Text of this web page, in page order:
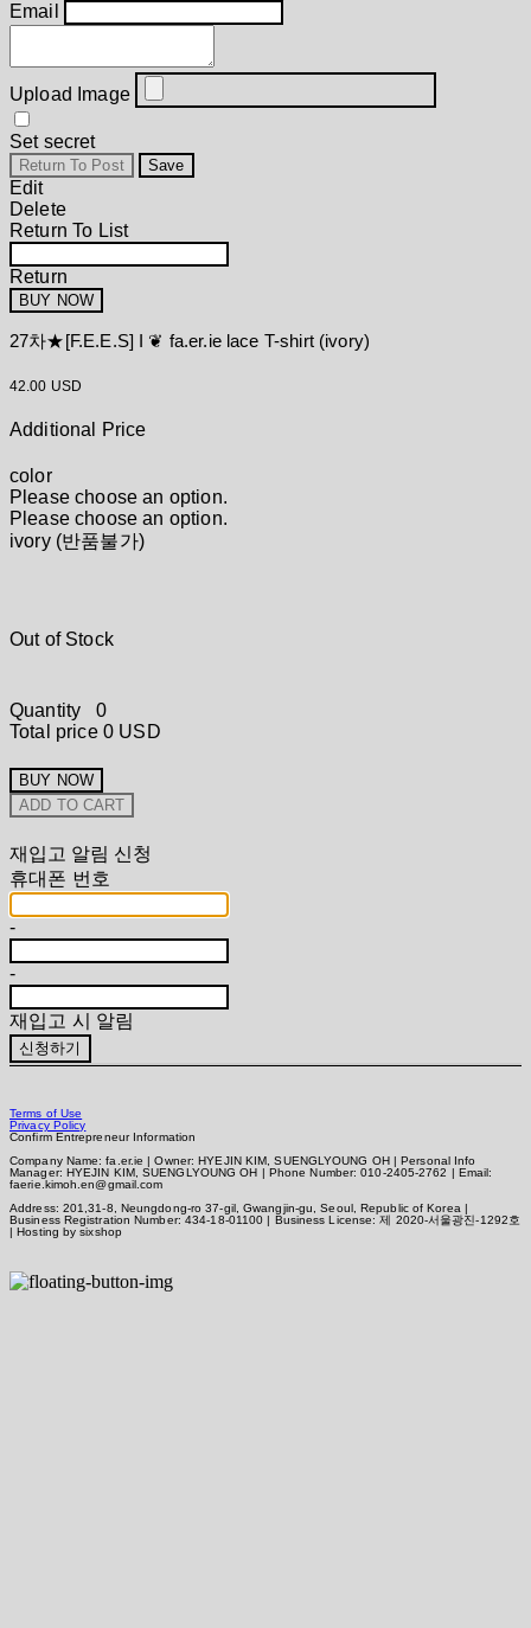
Email
Upload Image
Set secret
Return To Post Save
Edit
Delete
Return To List
Return
BUY NOW
27차★[F.E.E.S] I ❦ fa.er.ie lace T-shirt (ivory)
42.00 USD
Additional Price
color
Please choose an option.
Please choose an option.
ivory (반품불가)
Out of Stock
Quantity
0
Total price 0 USD
BUY NOW
ADD TO CART
재입고 알림 신청
휴대폰 번호
-
-
재입고 시 알림
신청하기
Terms of Use
Privacy Policy
Confirm Entrepreneur Information
Company Name: fa.er.ie | Owner: HYEJIN KIM, SUENGLYOUNG OH | Personal Info
Manager: HYEJIN KIM, SUENGLYOUNG OH | Phone Number: 010-2405-2762 | Email:
faerie.kimoh.en@gmail.com
Address: 201,31-8, Neungdong-ro 37-gil, Gwangjin-gu, Seoul, Republic of Korea |
Business Registration Number: 434-18-01100 | Business License:제 2020-서울광진-1292호
| Hosting by sixshop